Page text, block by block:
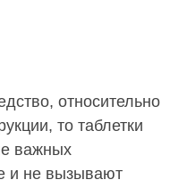
относительно
то таблетки
важных
и не вызывают